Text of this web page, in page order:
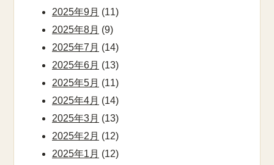
2025年9月 (11)
2025年8月 (9)
2025年7月 (14)
2025年6月 (13)
2025年5月 (11)
2025年4月 (14)
2025年3月 (13)
2025年2月 (12)
2025年1月 (12)